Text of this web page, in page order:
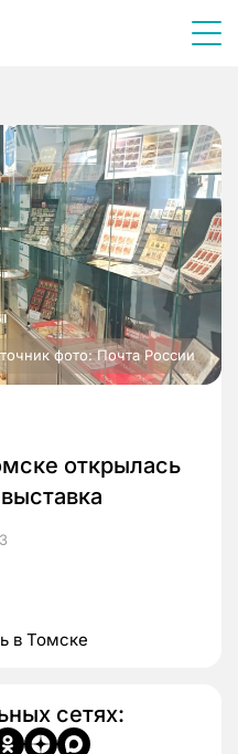
фото: Почта России
открылась
в Томске
сетях: